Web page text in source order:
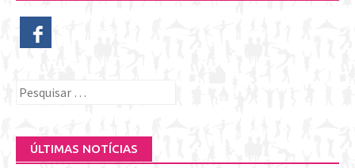
Pesquisar
ÚLTIMAS NOTÍCIAS